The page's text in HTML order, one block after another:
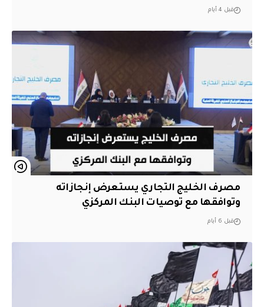
قبل 4 أيام
مصرف الخليج التجاري يستعرض إنجازاته
وتوافقها مع توصيات البنك المركزي
قبل 6 أيام